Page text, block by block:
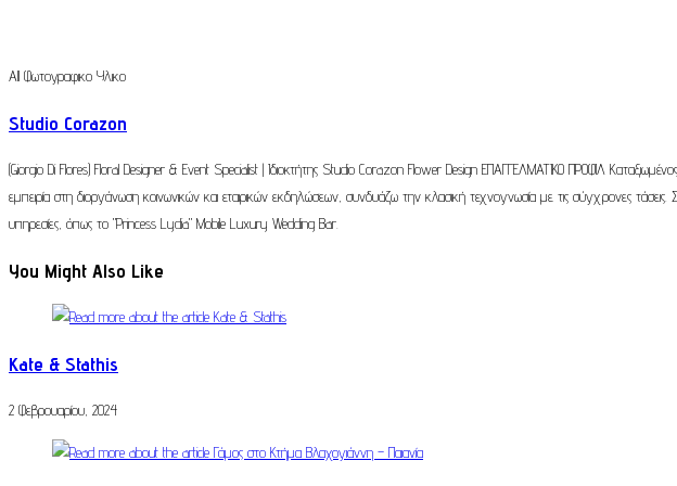
All Φωτογραφικο Υλικο
Studio Corazon
(Giorgio Di Flores) Floral Designer & Event Specialist | Ιδιοκτήτης Studio Corazon Flower Design ΕΠΑΓΓΕΛΜΑΤΙΚΟ ΠΡΟΦΙΛ
εμπειρία στη διοργάνωση κοινωνικών και εταιρικών εκδηλώσεων, συνδυάζω την κλασική τεχνογνωσία με τις σύγχρονες
υπηρεσίες, όπως το "Princess Lydia" Mobile Luxury Wedding Bar.
You Might Also Like
Kate & Stathis
2 Φεβρουαρίου, 2024